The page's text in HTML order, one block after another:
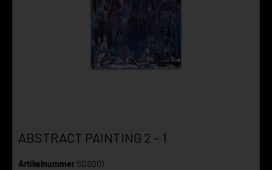
ABSTRACT PAINTING 2 – 1
Artikelnummer SGS001